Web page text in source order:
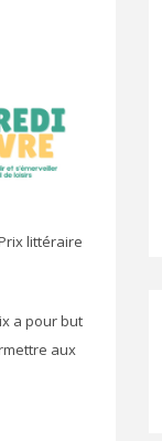
littéraire
a pour but
aux